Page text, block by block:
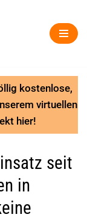
kostenlose,
virtuellen
hier!
seit
in